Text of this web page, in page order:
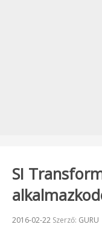
SI
Beküldve:
2016-02-22 Szerző: GURU